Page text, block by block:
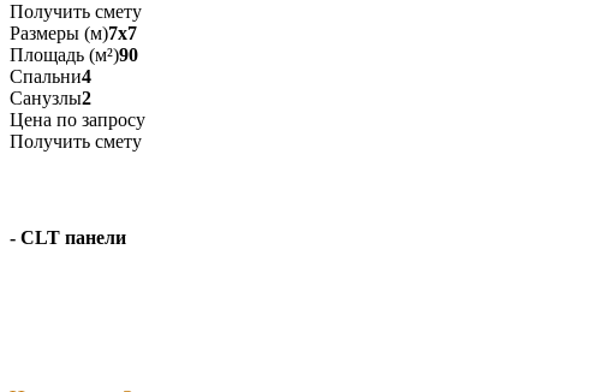
Получить смету
Размеры (м)7x7
Площадь (м²)90
Спальни4
Санузлы2
Цена по запросу
Получить смету
- CLT панели